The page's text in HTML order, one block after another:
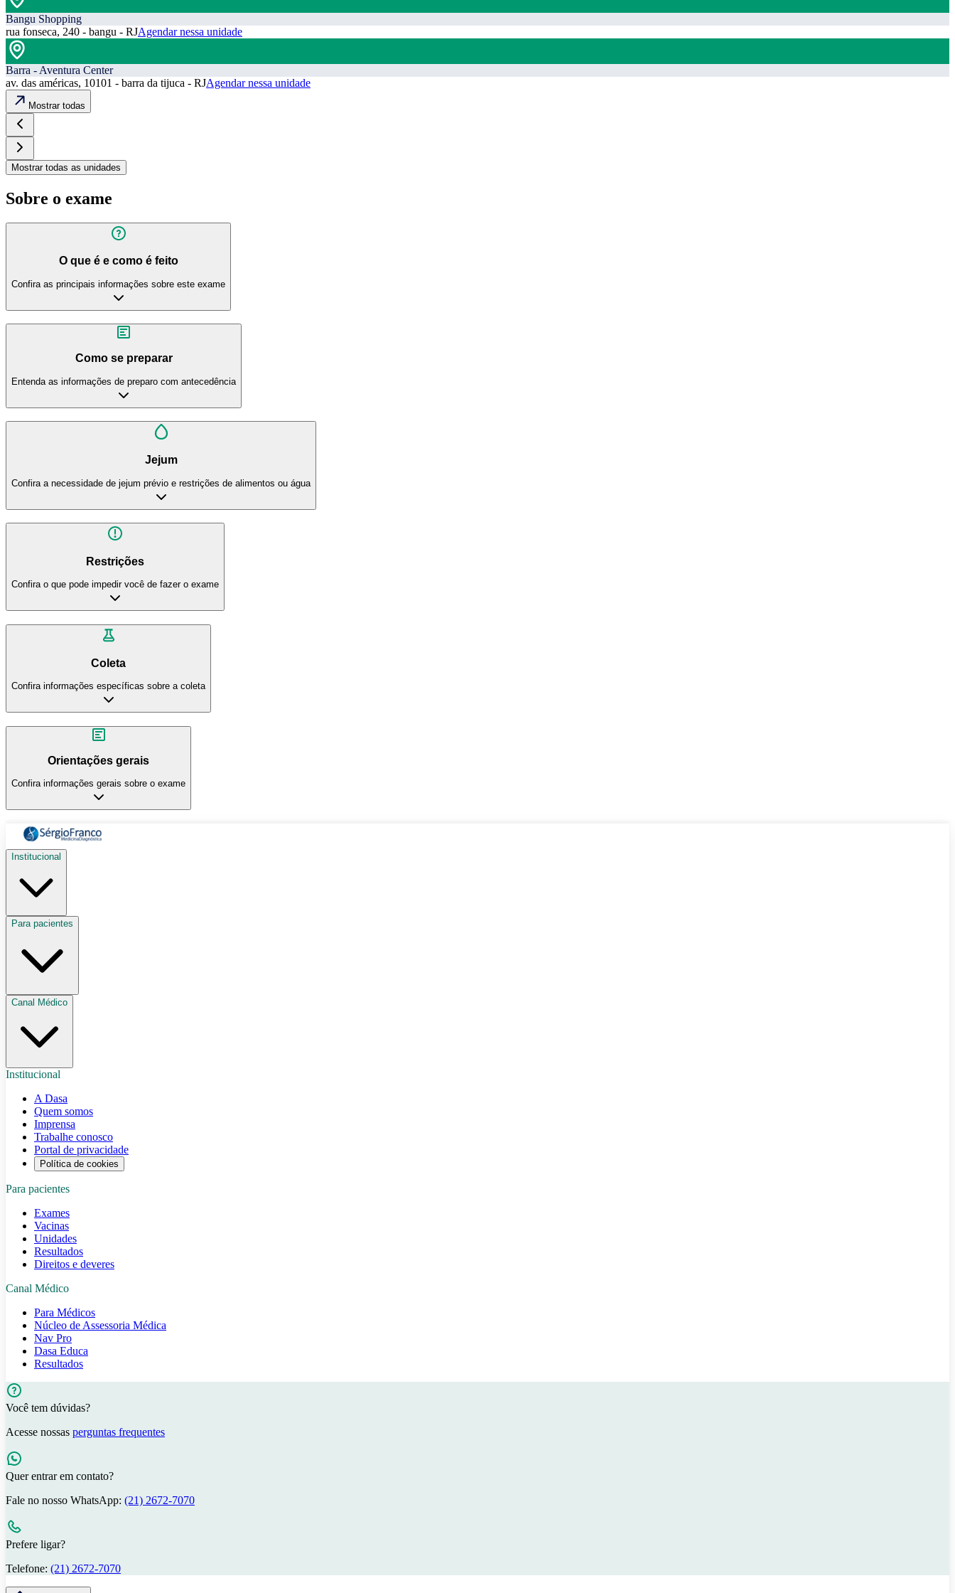
Bangu Shopping
rua fonseca, 240 - bangu - RJAgendar nessa unidade
Barra - Aventura Center
av. das américas, 10101 - barra da tijuca - RJAgendar nessa unidade
Mostrar todas
Mostrar todas as unidades
Sobre o exame
O que é e como é feito
Confira as principais informações sobre este exame
Como se preparar
Entenda as informações de preparo com antecedência
Jejum
Confira a necessidade de jejum prévio e restrições de alimentos ou água
Restrições
Confira o que pode impedir você de fazer o exame
Coleta
Confira informações específicas sobre a coleta
Orientações gerais
Confira informações gerais sobre o exame
Institucional
Para pacientes
Canal Médico
Institucional
A Dasa
Quem somos
Imprensa
Trabalhe conosco
Portal de privacidade
Política de cookies
Para pacientes
Exames
Vacinas
Unidades
Resultados
Direitos e deveres
Canal Médico
Para Médicos
Núcleo de Assessoria Médica
Nav Pro
Dasa Educa
Resultados
Você tem dúvidas?
Acesse nossas perguntas frequentes
Quer entrar em contato?
Fale no nosso WhatsApp: (21) 2672-7070
Prefere ligar?
Telefone: (21) 2672-7070